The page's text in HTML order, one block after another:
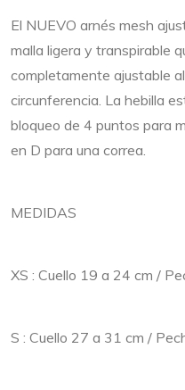
El NUEVO arnés mesh
malla ligera y transpirable
completamente ajustable
circunferencia. La hebilla
bloqueo de 4 puntos para
en D para una correa.
MEDIDAS
XS : Cuello 19 a 24 cm /
S : Cuello 27 a 31 cm /